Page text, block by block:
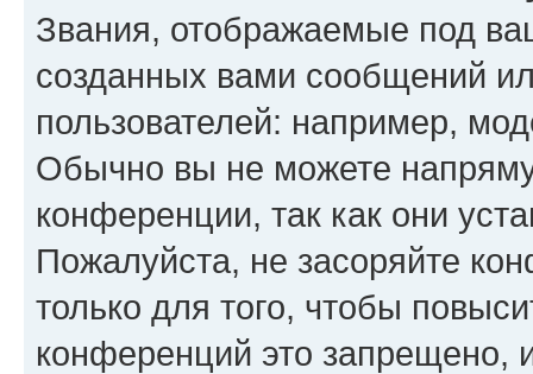
Звания, отображаемые под
созданных вами сообщений
пользователей: например,
Обычно вы не можете
конференции, так как они
Пожалуйста, не засоряйте
только для того, чтобы
конференций это запрещено,